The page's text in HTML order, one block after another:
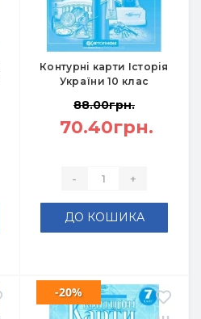
Контурні карти Історія
України 10 клас
88.00грн.
70.40грн.
- +
ДО КОШИКА
-20%